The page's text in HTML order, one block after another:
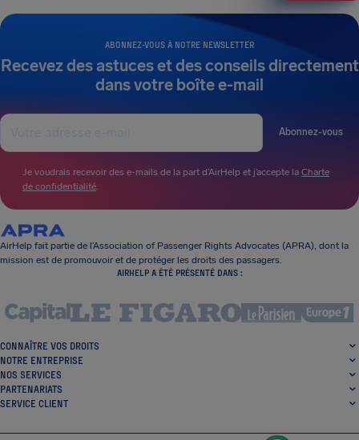
ABONNEZ-VOUS À NOTRE NEWSLETTER
Recevez des astuces et des conseils directement
dans votre boîte e-mail
Abonnez-vous
Je voudrais recevoir des e-mails de la part d’AirHelp et j’accepte la Charte
de confidentialité.
AirHelp fait partie de l’Association of Passenger Rights Advocates (APRA), dont la
mission est de promouvoir et de protéger les droits des passagers.
AIRHELP A ÉTÉ PRÉSENTÉ DANS :
CONNAÎTRE VOS DROITS
NOTRE ENTREPRISE
NOS SERVICES
PARTENARIATS
SERVICE CLIENT